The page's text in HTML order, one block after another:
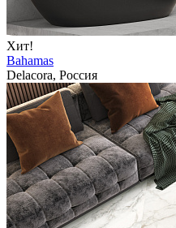
Хит!
Bahamas
Delacora, Россия